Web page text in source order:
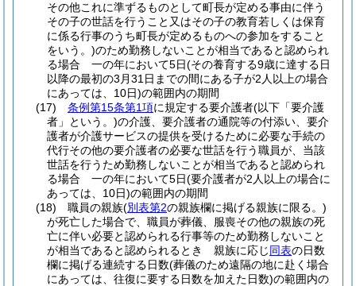
その他これに準ずるものとして町長が定める事由に伴う
その子の世話を行うこと又はその子の教育若しくは保育
に係る行事のうち町長が定めるものへの参加をすること
をいう。)のため勤務しないことが相当であると認められ
る場合 一の年において5日(その養育する9歳に達する日
以降の最初の3月31日までの間にある子が2人以上の場合
にあっては、10日)の範囲内の期間
(17)
条例第15条第1項に規定する要介護者(以下「要介護
者」という。)の介護、要介護者の通院等の付添い、要介
護者が介護サービスの提供を受けるために必要な手続の
代行その他の要介護者の必要な世話を行う職員が、当該
世話を行うため勤務しないことが相当であると認められ
る場合 一の年において5日(要介護者が2人以上の場合に
あっては、10日)の範囲内の期間
(18)
職員の親族(別表第2の親族欄に掲げる親族に限る。)
が死亡した場合で、職員が葬儀、服喪その他の親族の死
亡に伴い必要と認められる行事等のため勤務しないこと
が相当であると認められるとき 親族に応じ同表の日数
欄に掲げる連続する日数(葬儀のため遠隔の地に赴く場合
にあっては、往復に要する日数を加えた日数)の範囲内の